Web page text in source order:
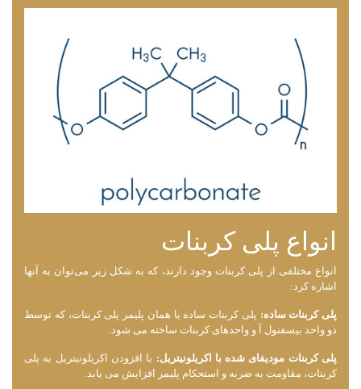
انواع پلی کربنات
انواع مختلفی از پلی کربنات وجود دارند، که به شکل زیر می‌توان به آنها
اشاره کرد:
پلی کربنات ساده: پلی کربنات ساده یا همان پلیمر پلی کربنات، که توسط
دو واحد بیسفنول آ و واحدهای کربنات ساخته می ‌شود.
پلی کربنات مودیفای شده با اکریلونیتریل: با افزودن اکریلونیتریل به پلی
کربنات، مقاومت به ضربه و استحکام پلیمر افزایش می ‌یابد.